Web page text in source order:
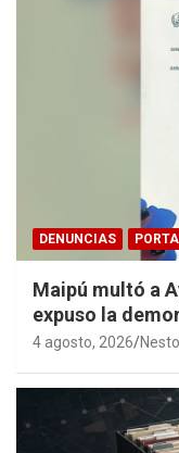
DENUNCIAS
Maipú multó a
expuso la
4 agosto, 2026